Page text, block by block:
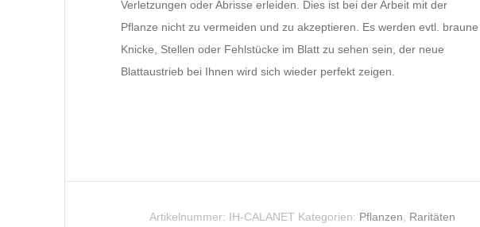
Verletzungen oder Abrisse erleiden. Dies ist bei der Arbeit mit der
Pflanze nicht zu vermeiden und zu akzeptieren. Es werden evtl. braune
Knicke, Stellen oder Fehlstücke im Blatt zu sehen sein, der neue
Blattaustrieb bei Ihnen wird sich wieder perfekt zeigen.
Artikelnummer: IH-CALANET Kategorien: Pflanzen Raritäten